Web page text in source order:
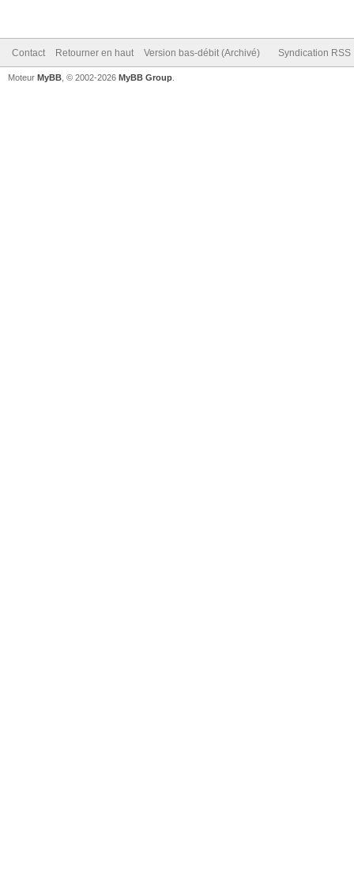
Contact Retourner en haut Version bas-débit (Archivé) Syndication RSS
Moteur MyBB , © 2002-2026 MyBB Group